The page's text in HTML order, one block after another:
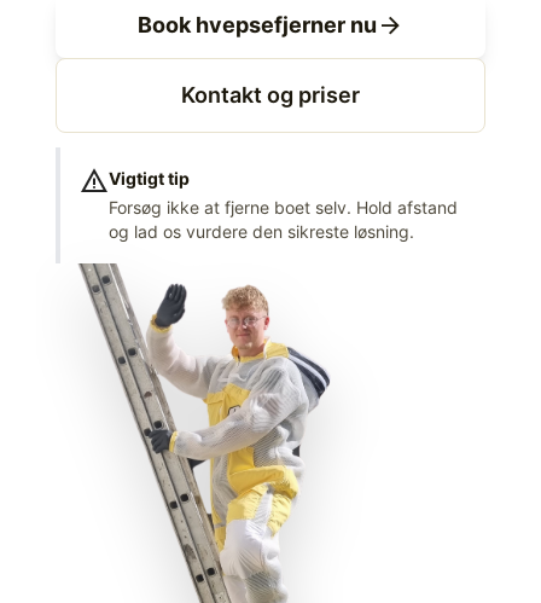
Book hvepsefjerner nu arrow_forward
Kontakt og priser
warningVigtigt tip
Forsøg ikke at fjerne boet selv. Hold afstand
og lad os vurdere den sikreste løsning.